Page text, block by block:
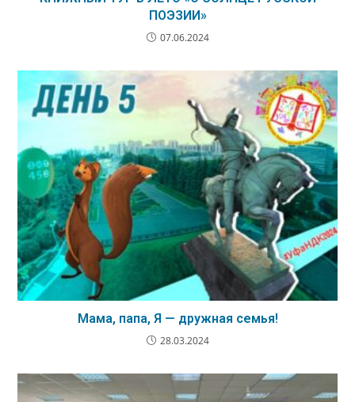
ПОЭЗИИ»
07.06.2024
Мама, папа, Я — дружная семья!
28.03.2024